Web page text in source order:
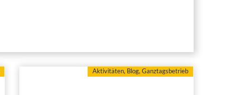
Aktivitäten, Blog, Ganztagsbetrieb